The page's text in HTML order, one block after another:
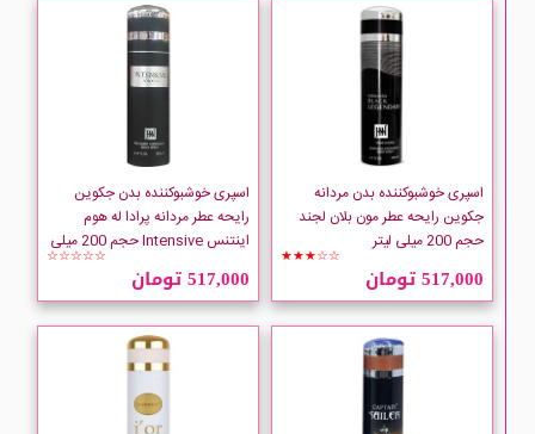
AXE
CLIVEN
COMEON
CUBA
Derex
Dove
Enchanteur
اسپری خوشبوکننده بدن مردانه
جکوین رایحه عطر مون بلان لجند
حجم 200 میلی لیتر
★★★☆☆
517,000 تومان
اسپری خوشبوکننده بدن جکوین
رایحه عطر مردانه پرادا له هوم
اینتنس Intensive حجم 200 میلی
☆☆☆☆☆
517,000 تومان